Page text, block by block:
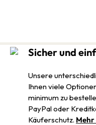
Sicher und
Unsere
Ihnen viele
minimum zu
PayPal oder
Käuferschutz.